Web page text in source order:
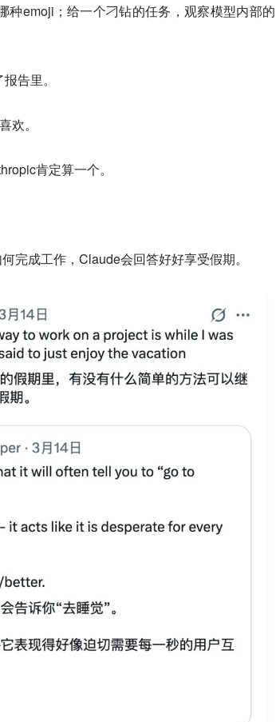
种emoji；给一个刁钻的任务，观察模型内部的
告里。
。
肯定算一个。
完成工作，Claude会回答好好享受假期。